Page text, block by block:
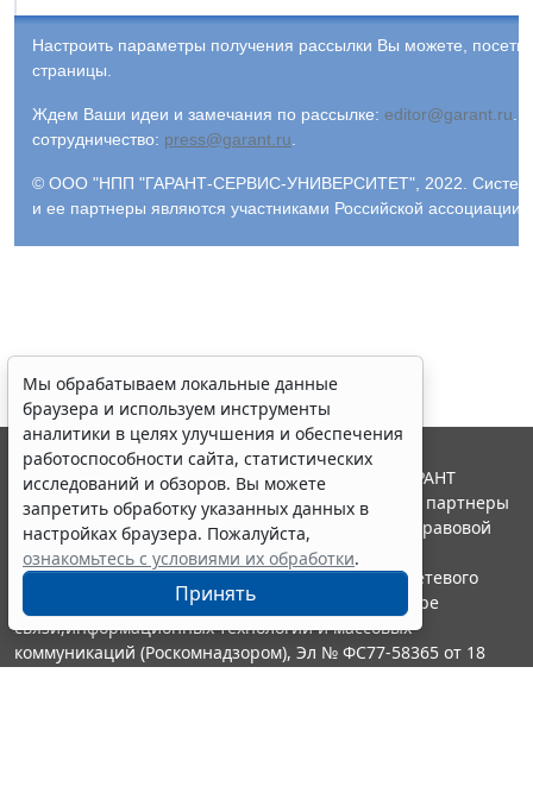
Настроить параметры получения рассылки Вы можете,
страницы.
Ждем Ваши идеи и замечания по рассылке: editor@garant.ru
сотрудничество: press@garant.ru
© ООО "НПП "ГАРАНТ-СЕРВИС-УНИВЕРСИТЕТ", 2022. Система
и ее партнеры являются участниками Российской
Мы обрабатываем локальные данные
браузера и используем инструменты
аналитики в целях улучшения и обеспечения
работоспособности сайта, статистических
исследований и обзоров. Вы можете
запретить обработку указанных данных в
настройках браузера. Пожалуйста,
ознакомьтесь с условиями их обработки.
Принять
© ООО "НПП "ГАРАНТ-СЕРВИС", 2026. Система ГАРАНТ
выпускается с 1990 года. Компания "Гарант" и ее партнеры
являются участниками Российской ассоциации правовой
информации ГАРАНТ.
Портал ГАРАНТ.РУ зарегистрирован в качестве сетевого
издания Федеральной службой по надзору в сфере
связи,информационных технологий и массовых
коммуникаций (Роскомнадзором), Эл № ФС77-58365 от 18